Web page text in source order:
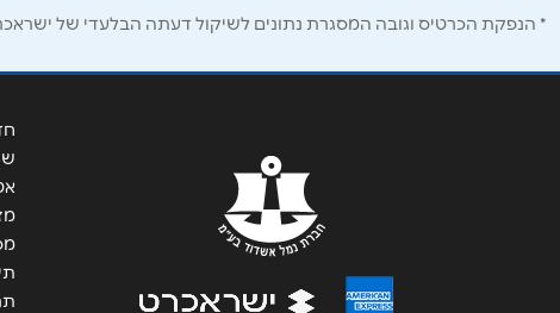
אנא חזרו אלי בקשר ל...
הודעה*
* הנפקת הכרטיס וגובה המסגרת נתונים לשיקול דעתה הבלעדי של